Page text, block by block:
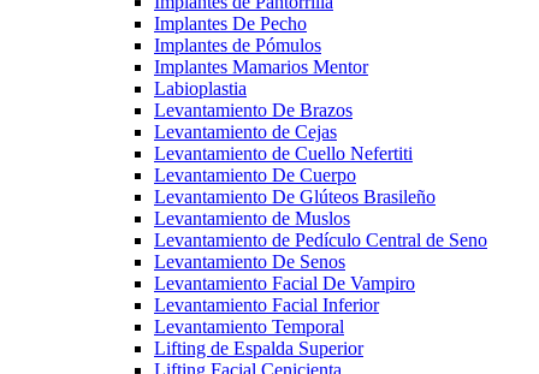
Implantes De Pecho
Implantes de Pómulos
Implantes Mamarios Mentor
Labioplastia
Levantamiento De Brazos
Levantamiento de Cejas
Levantamiento de Cuello Nefertiti
Levantamiento De Cuerpo
Levantamiento De Glúteos Brasileño
Levantamiento de Muslos
Levantamiento de Pedículo Central de Seno
Levantamiento De Senos
Levantamiento Facial De Vampiro
Levantamiento Facial Inferior
Levantamiento Temporal
Lifting de Espalda Superior
Lifting Facial Cenicienta